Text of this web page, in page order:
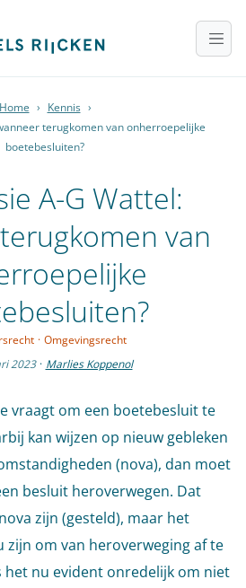
Home › Kennis ›
terugkomen van onherroepelijke
boetebesluiten?
A-G Wattel:
van
· Omgevingsrecht
2023 · Marlies Koppenol
vraagt om een boetebesluit te
kan wijzen op nieuw gebleken
(nova), dan moet
besluit heroverwegen. Dat
zijn (gesteld), maar het
zijn om van heroverweging af te
het nu evident onredelijk om niet